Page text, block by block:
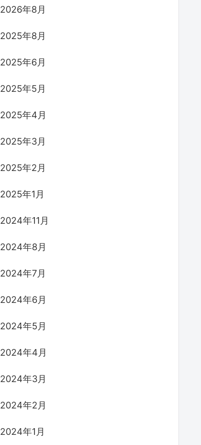
2026年8月
2025年8月
2025年6月
2025年5月
2025年4月
2025年3月
2025年2月
2025年1月
2024年11月
2024年8月
2024年7月
2024年6月
2024年5月
2024年4月
2024年3月
2024年2月
2024年1月